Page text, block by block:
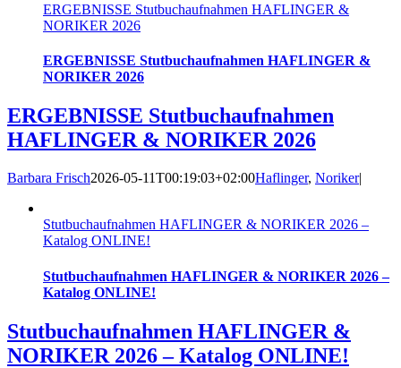
ERGEBNISSE Stutbuch­aufnahmen HAFLINGER &
NORIKER 2026
ERGEBNISSE Stutbuch­aufnahmen HAFLINGER &
NORIKER 2026
ERGEBNISSE Stutbuch­aufnahmen
HAFLINGER & NORIKER 2026
Barbara Frisch2026-05-11T00:19:03+02:00Haflinger, Noriker|
Stutbuch­aufnahmen HAFLINGER & NORIKER 2026 –
Katalog ONLINE!
Stutbuch­aufnahmen HAFLINGER & NORIKER 2026 –
Katalog ONLINE!
Stutbuch­aufnahmen HAFLINGER &
NORIKER 2026 – Katalog ONLINE!